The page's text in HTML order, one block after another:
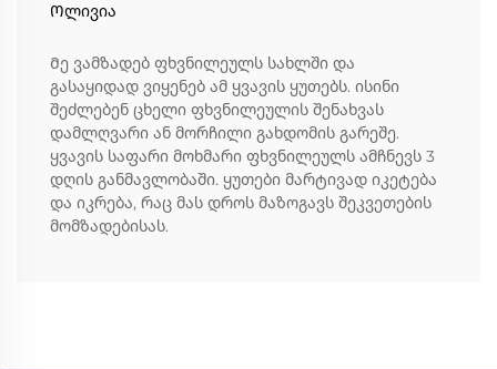
Ოლივია
Მე ვამზადებ ფხვნილეულს სახლში და
გასაყიდად ვიყენებ ამ ყვავის ყუთებს. ისინი
შეძლებენ ცხელი ფხვნილეულის შენახვას
დამლღვარი ან მორჩილი გახდომის გარეშე.
ყვავის საფარი მოხმარი ფხვნილეულს ამჩნევს 3
დღის განმავლობაში. ყუთები მარტივად იკეტება
და იკრება, რაც მას დროს მაზოგავს შეკვეთების
მომზადებისას.